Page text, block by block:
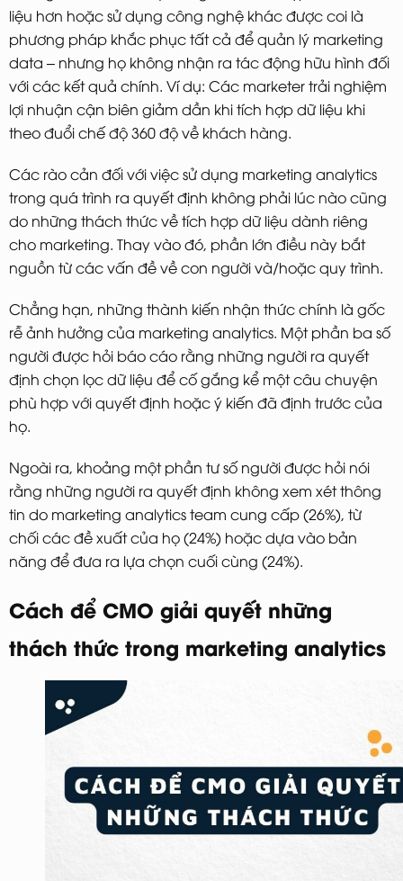
liệu hơn hoặc sử dụng công nghệ khác được coi là
phương pháp khắc phục tất cả để quản lý marketing
data – nhưng họ không nhận ra tác động hữu hình đối
với các kết quả chính. Ví dụ: Các marketer trải nghiệm
lợi nhuận cận biên giảm dần khi tích hợp dữ liệu khi
theo đuổi chế độ 360 độ về khách hàng.
Các rào cản đối với việc sử dụng marketing analytics
trong quá trình ra quyết định không phải lúc nào cũng
do những thách thức về tích hợp dữ liệu dành riêng
cho marketing. Thay vào đó, phần lớn điều này bắt
nguồn từ các vấn đề về con người và/hoặc quy trình.
Chẳng hạn, những thành kiến nhận thức chính là gốc
rễ ảnh hưởng của marketing analytics. Một phần ba số
người được hỏi báo cáo rằng những người ra quyết
định chọn lọc dữ liệu để cố gắng kể một câu chuyện
phù hợp với quyết định hoặc ý kiến ​​đã định trước của
họ.
Ngoài ra, khoảng một phần tư số người được hỏi nói
rằng những người ra quyết định không xem xét thông
tin do marketing analytics team cung cấp (26%), từ
chối các đề xuất của họ (24%) hoặc dựa vào bản
năng để đưa ra lựa chọn cuối cùng (24%).
Cách để CMO giải quyết những
thách thức trong marketing analytics